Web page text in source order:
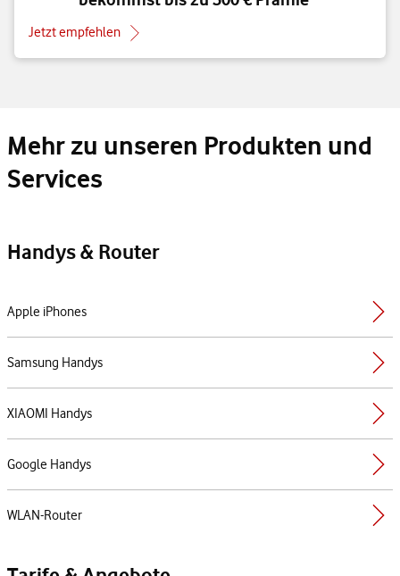
Jetzt empfehlen
Mehr zu unseren Produkten und
Services
Handys & Router
Apple iPhones
Samsung Handys
XIAOMI Handys
Google Handys
WLAN-Router